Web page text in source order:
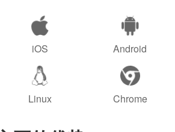
iOS Android
Linux Chrome